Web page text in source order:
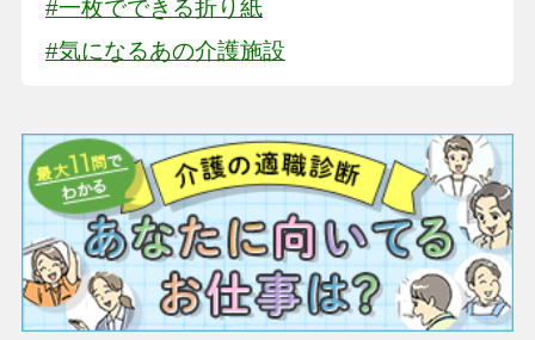
#一枚でできる折り紙
#気になるあの介護施設